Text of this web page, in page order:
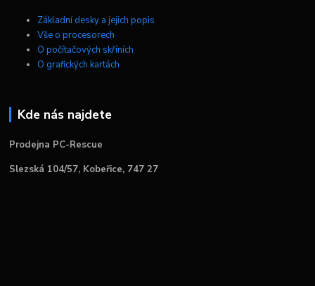
Základní desky a jejich popis
Vše o procesorech
O počítačových skříních
O grafických kartách
Kde nás najdete
Prodejna PC-Rescue
Slezská 104/57, Kobeřice, 747 27